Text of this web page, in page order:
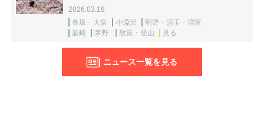
2026.03.18
長坂・大泉
小淵沢
明野・須玉・増富
韮崎
茅野 散策・登山 見る
ニュース一覧を見る